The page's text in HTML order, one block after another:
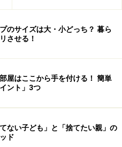
うに二つの箱で管理していま
雑誌・雑紙」。ふだんは、前
います。回収日には、それぞ
出します。分別しやすく捨て
りにくいと感じています。
りを作らないカゴ分別
のサイズは大・小どっち？ 暮ら
させる！
屋はここから手を付ける！ 簡単
ント」3つ
てない子ども」と「捨てたい親」の
ド